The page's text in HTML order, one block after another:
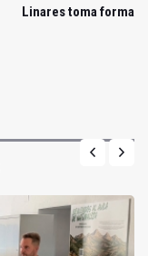
Linares toma forma